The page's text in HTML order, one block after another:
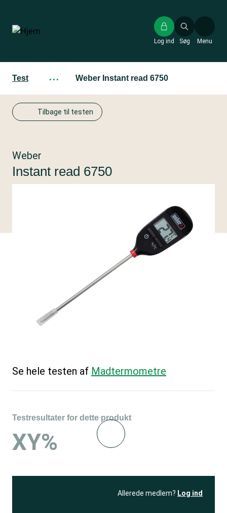
hovedindhold
Søg
Log ind Menu
Test ··· Weber Instant read 6750
Tilbage til testen
Weber
Instant read 6750
Se hele testen af Madtermometre
Testresultater for dette produkt
XY%
Allerede medlem? Log ind